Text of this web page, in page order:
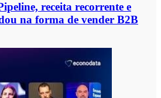
receita recorrente e
na forma de vender B2B